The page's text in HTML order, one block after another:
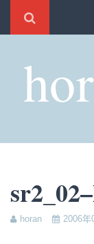
时光
评分
管理
horan 2006年